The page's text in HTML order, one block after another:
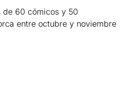
de 60 cómicos y 50
entre octubre y noviembre